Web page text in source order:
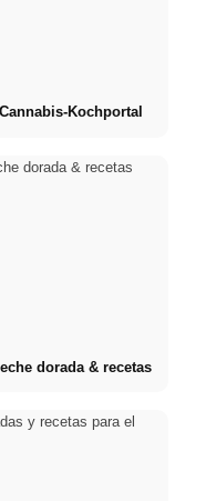
Kochportal
dorada & recetas